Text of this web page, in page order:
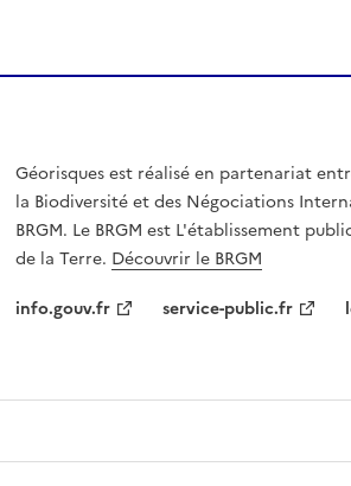
Géorisques est réalisé en partenariat
la Biodiversité et des Négociations
BRGM. Le BRGM est L'établissement
de la Terre. Découvrir le BRGM
info.gouv.fr
service-public.fr